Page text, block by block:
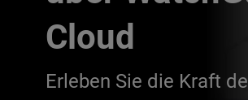
Cloud
Erleben Sie die Kraft